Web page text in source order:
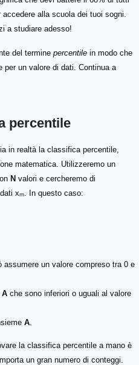
alla scuola dei tuoi sogni.
a studiare adesso!
del termine percentile in modo che
per un valore di dati. Continua a
percentile
in realtà la classifica percentile,
matematica. Utilizzeremo un
N valori e cercheremo di
xₘ. In questo caso:
un valore compreso tra 0 e
A che sono inferiori o uguali al valore
A.
la classifica percentile a mano è
un gran numero di conteggi.